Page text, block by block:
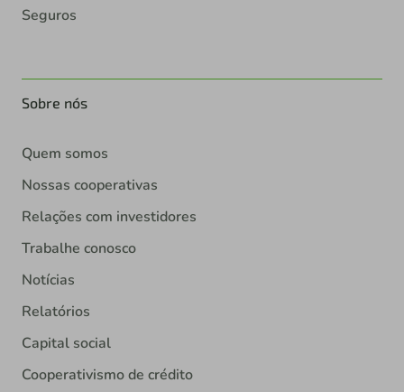
Seguros
Sobre nós
Quem somos
Nossas cooperativas
Relações com investidores
Trabalhe conosco
Notícias
Relatórios
Capital social
Cooperativismo de crédito